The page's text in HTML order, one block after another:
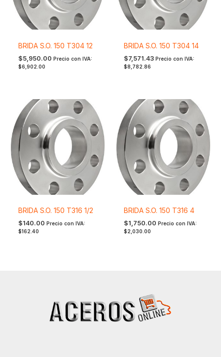
BRIDA S.O. 150 T304 12
$5,950.00 Precio con IVA:
$6,902.00
BRIDA S.O. 150 T304 14
$7,571.43 Precio con IVA:
$8,782.86
BRIDA S.O. 150 T316 1/2
$140.00 Precio con IVA:
$162.40
BRIDA S.O. 150 T316 4
$1,750.00 Precio con IVA:
$2,030.00